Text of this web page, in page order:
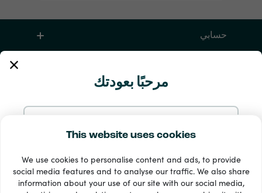
This website uses cookies
We use cookies to personalise content and ads, to provide
social media features and to analyse our traffic. We also share
information about your use of our site with our social media,
مرحبًا بعودتك
تابع بحساب Google
حسابي